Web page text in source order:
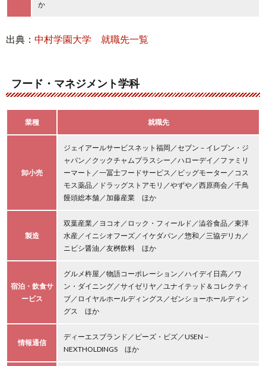
か
出典： 中村学園大学 就職先一覧
フード・マネジメント学科
業種 就職先
卸小売
ジェイアールサービスネット福岡／セブン－イレブン・ジ
ャパン／クックチャムプラスシー／ハローデイ／ファミリ
ーマート／一冨士フードサービス／ビッグモーター／コス
モス薬品／ドラッグストアモリ／やずや／西原商会／千鳥
饅頭総本舗／加藤産業 ほか
製造
双葉産業／ヨコオ／ロック・フィールド／澁谷食品／東洋
水産／イニシオフーズ／イケダパン／惣和／三協デリカ／
ニビシ醤油／友桝飲料 ほか
宿泊・飲食サ
ービス
グルメ杵屋／物語コーポレーション／ハイデイ日高／ワ
ン・ダイニング／サイゼリヤ／ユナイテッド＆コレクティ
ブ／ロイヤルホールディングス／ゼンショーホールディン
グス ほか
情報通信
ディーエスブランド／ピーズ・ビズ／USEN－
NEXTHOLDINGS ほか